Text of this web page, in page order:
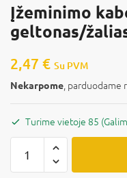
Įžeminimo
geltonas/
2,47 € Su PVM
Nekarpome ,
Turime vietoje 85